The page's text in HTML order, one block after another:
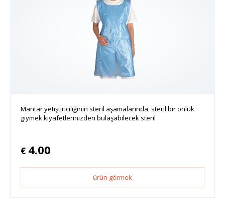
Mantar yetiştiriciliğinin steril aşamalarında, steril bir önlük
giymek kıyafetlerinizden bulaşabilecek steril
€ 4.00
ürün görmek